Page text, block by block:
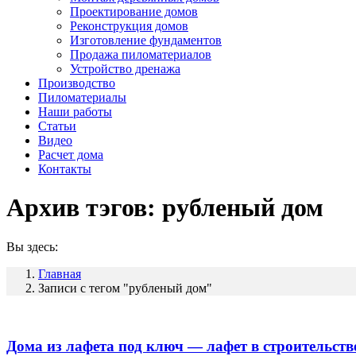
Проектирование домов
Реконструкция домов
Изготовление фундаментов
Продажа пиломатериалов
Устройство дренажа
Производство
Пиломатериалы
Наши работы
Статьи
Видео
Расчет дома
Контакты
Архив тэгов: рубленый дом
Вы здесь:
Главная
Записи с тегом "рубленый дом"
Дома из лафета под ключ — лафет в